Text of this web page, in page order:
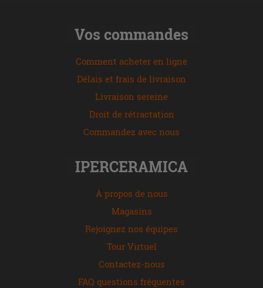
Vos commandes
Comment acheter en ligne
Délais et frais de livraison
Livraison sereine
Droit de rétractation
Commandez avec nous
IPERCERAMICA
À propos de nous
Magasins
Rejoignez nos équipes
Tour Virtuel
Contactez-nous
FAQ questions fréquentes